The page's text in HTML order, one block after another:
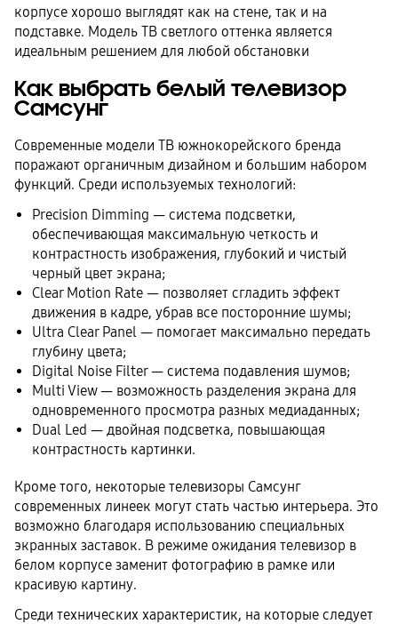
корпусе хорошо выглядят как на стене, так и на
подставке. Модель ТВ светлого оттенка является
идеальным решением для любой обстановки
Как выбрать белый телевизор
Самсунг
Современные модели ТВ южнокорейского бренда
поражают органичным дизайном и большим набором
функций. Среди используемых технологий:
Precision Dimming — система подсветки,
обеспечивающая максимальную четкость и
контрастность изображения, глубокий и чистый
черный цвет экрана;
Clear Motion Rate — позволяет сгладить эффект
движения в кадре, убрав все посторонние шумы;
Ultra Clear Panel — помогает максимально передать
глубину цвета;
Digital Noise Filter — система подавления шумов;
Multi View — возможность разделения экрана для
одновременного просмотра разных медиаданных;
Dual Led — двойная подсветка, повышающая
контрастность картинки.
Кроме того, некоторые телевизоры Самсунг
современных линеек могут стать частью интерьера. Это
возможно благодаря использованию специальных
экранных заставок. В режиме ожидания телевизор в
белом корпусе заменит фотографию в рамке или
красивую картину.
Среди технических характеристик, на которые следует